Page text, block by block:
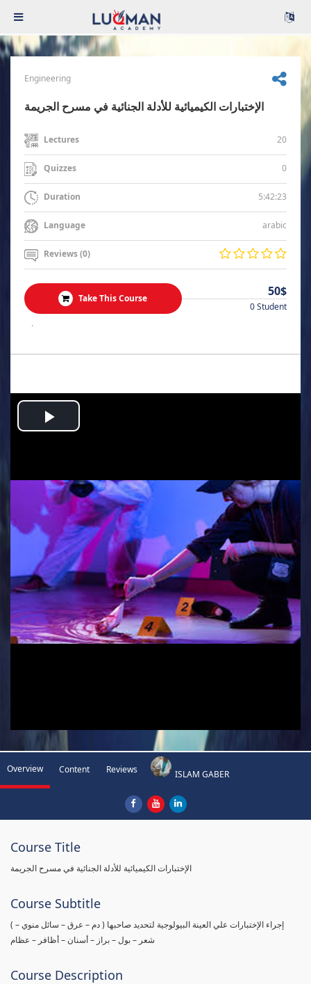
Engineering
الإختبارات الكيميائية للأدلة الجنائية في مسرح الجريمة
Lectures 20
Quizzes 0
Duration 5:42:23
Language arabic
Reviews (0)
Take This Course 50$
0 Student
.
Play
Overview Content Reviews ISLAM GABER
Course Title
الإختبارات الكيميائية للأدلة الجنائية في مسرح الجريمة
Course Subtitle
( إجراء الإختبارات علي العينة البيولوجية لتحديد صاحبها ( دم – عرق – سائل منوي –
شعر – بول – براز – أسنان – أظافر – عظام
Course Description